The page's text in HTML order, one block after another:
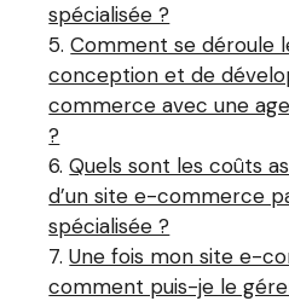
spécialisée ?
Comment se déroule
conception et de
commerce avec une
?
Quels sont les coûts
d’un site e-commerce
spécialisée ?
Une fois mon site e-
comment puis-je le